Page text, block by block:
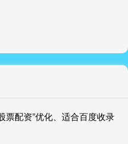
票配资”优化、适合百度收录